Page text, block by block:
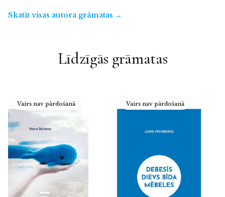
Skatīt visas autora grāmatas →
Līdzīgās grāmatas
Vairs nav pārdošanā Vairs nav pārdošanā